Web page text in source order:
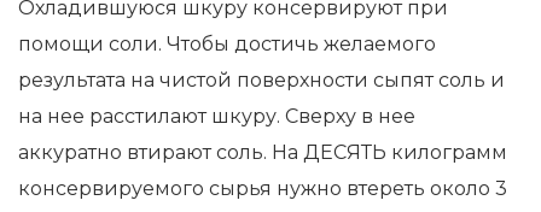
Охладившуюся шкуру консервируют при
помощи соли. Чтобы достичь желаемого
результата на чистой поверхности сыпят соль и
на нее расстилают шкуру. Сверху в нее
аккуратно втирают соль. На ДЕСЯТЬ килограмм
консервируемого сырья нужно втереть около 3